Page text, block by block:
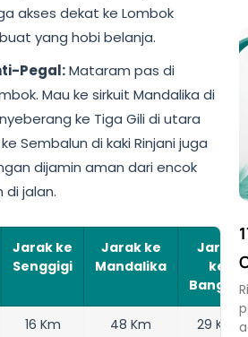
akses dekat ke Lombok
yang hobi belanja.
Pegal:Mataram pas di
Mau ke sirkuit Mandalika di
ke Tiga Gili di utara
Sembalun di kaki Rinjani juga
dijamin aman dari encok
di jalan.
Jarak ke
Senggigi
Jarak ke
Mandalika
Jarak
ke
Bangsal
16 Km 48 Km 29 Km